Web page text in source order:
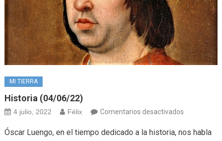
MI TIERRA
Historia (04/06/22)
4 julio, 2022 Félix Comentarios desactivadosen
(04/06/22)
Óscar Luengo, en el tiempo dedicado a la historia, nos habla